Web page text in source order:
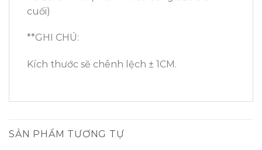
cuối)
**GHI CHÚ:
Kích thước sẽ chênh lệch ± 1CM.
SẢN PHẨM TƯƠNG TỰ